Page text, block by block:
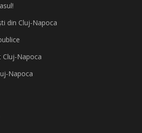
din Cluj-Napoca
Napoca
Napoca